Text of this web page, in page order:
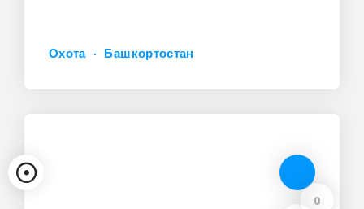
Охота Башкортостан
0